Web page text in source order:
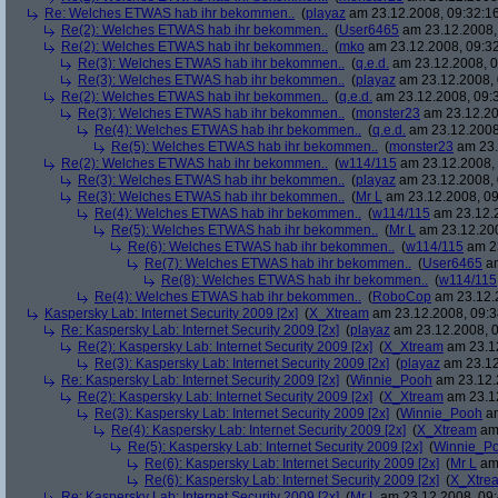
Re: Welches ETWAS hab ihr bekommen.. (playaz am 23.12.2008,
Re(2): Welches ETWAS hab ihr bekommen.. (User6465 am
Re(2): Welches ETWAS hab ihr bekommen.. (mko am 23.12.2008,
Re(3): Welches ETWAS hab ihr bekommen.. (q.e.d. am 23.12.2008,
Re(3): Welches ETWAS hab ihr bekommen.. (playaz am 23.12.2008,
Re(2): Welches ETWAS hab ihr bekommen.. (q.e.d. am 23.12.2008,
Re(3): Welches ETWAS hab ihr bekommen.. (monster23 am
Re(4): Welches ETWAS hab ihr bekommen.. (q.e.d. am
Re(5): Welches ETWAS hab ihr bekommen.. (monster23 am
Re(2): Welches ETWAS hab ihr bekommen.. (w114/115 am
Re(3): Welches ETWAS hab ihr bekommen.. (playaz am 23.12.2008,
Re(3): Welches ETWAS hab ihr bekommen.. (Mr L am 23.12.2008,
Re(4): Welches ETWAS hab ihr bekommen.. (w114/115 am
Re(5): Welches ETWAS hab ihr bekommen.. (Mr L am
Re(6): Welches ETWAS hab ihr bekommen.. (w114/115 am
Re(7): Welches ETWAS hab ihr bekommen.. (User6465
Re(8): Welches ETWAS hab ihr bekommen.. (w114/115
Re(4): Welches ETWAS hab ihr bekommen.. (RoboCop am
Kaspersky Lab: Internet Security 2009 [2x] (X_Xtream am 23.12.2008,
Re: Kaspersky Lab: Internet Security 2009 [2x] (playaz am 23.12.2008,
Re(2): Kaspersky Lab: Internet Security 2009 [2x] (X_Xtream am
Re(3): Kaspersky Lab: Internet Security 2009 [2x] (playaz am
Re: Kaspersky Lab: Internet Security 2009 [2x] (Winnie_Pooh am
Re(2): Kaspersky Lab: Internet Security 2009 [2x] (X_Xtream am
Re(3): Kaspersky Lab: Internet Security 2009 [2x] (Winnie_Pooh
Re(4): Kaspersky Lab: Internet Security 2009 [2x] (X_Xtream
Re(5): Kaspersky Lab: Internet Security 2009 [2x] (
Re(6): Kaspersky Lab: Internet Security 2009 [2x] (Mr L
Re(6): Kaspersky Lab: Internet Security 2009 [2x] (